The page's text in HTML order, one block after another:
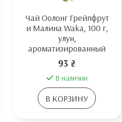
Чай Оолонг Грейпфрут
и Малина Waka, 100 г,
улун,
ароматизированный
93 ₴
В наличии
В КОРЗИНУ